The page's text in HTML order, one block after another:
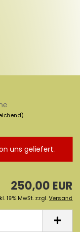
uns geliefert.
250,00 EUR
19% MwSt. zzgl.Versand